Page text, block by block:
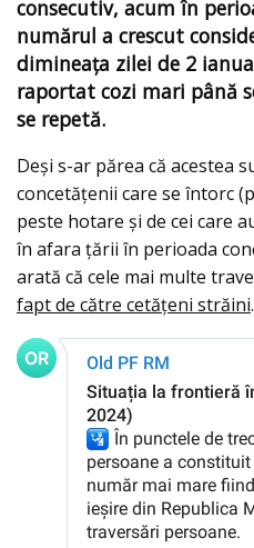
consecutiv, acum în
numărul a crescut
dimineața zilei de 2
raportat cozi mari până
se repetă.
Deși s-ar părea că acestea
concetățenii care se întorc
peste hotare și de cei care
în afara țării în perioada
arată că cele mai multe
fapt de către cetățeni străini.